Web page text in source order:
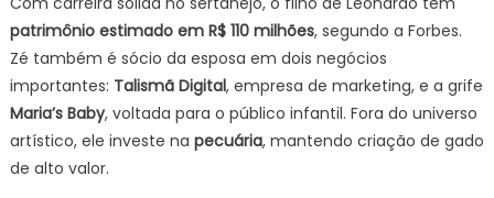
patrimônio estimado em R$ 110 milhões, segundo a Forbes.
Zé também é sócio da esposa em dois negócios
importantes: Talismã Digital, empresa de marketing, e a grife
Maria’s Baby, voltada para o público infantil. Fora do universo
artístico, ele investe na pecuária, mantendo criação de gado
de alto valor.